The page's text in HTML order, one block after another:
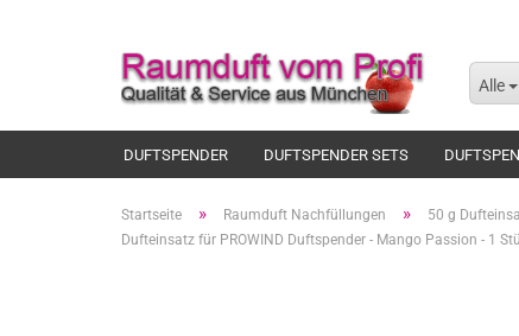
Alle
DUFTSPENDER DUFTSPENDER SETS
Startseite » Raumduft Nachfüllungen » 50 g
Dufteinsatz für PROWIND Duftspender - Mango Passion - 1